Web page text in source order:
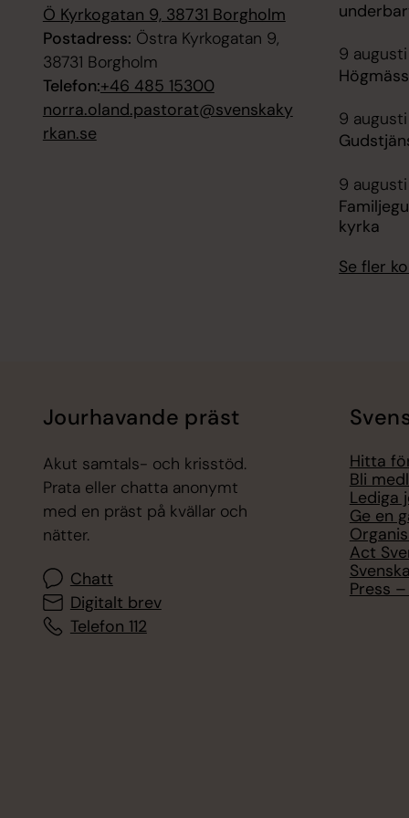
Ö Kyrkogatan 9, 38731 Borgholm
Postadress: Östra Kyrkogatan 9,
38731 Borgholm
Telefon:+46 485 15300
norra.oland.pastorat@svenskaky
rkan.se
9
9
9 augusti
kyrka
Se fler
Jourhavande präst
Akut samtals- och krisstöd.
Prata eller chatta anonymt
med en präst på kvällar och
nätter.
Chatt
Digitalt brev
Telefon 112
Hitta
Bli
Lediga
Ge en
Act
Press